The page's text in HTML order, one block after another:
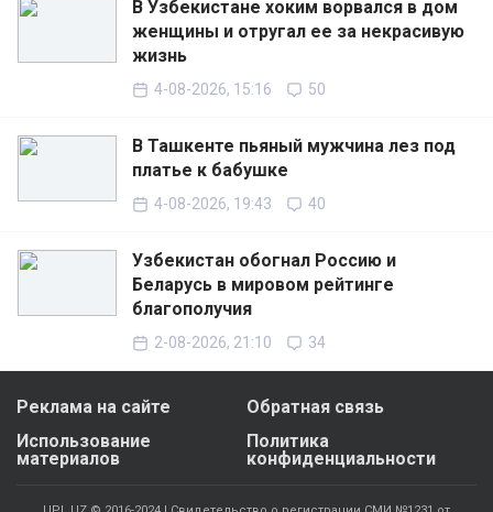
В Узбекистане хоким ворвался в дом
женщины и отругал ее за некрасивую
жизнь
4-08-2026, 15:16 50
В Ташкенте пьяный мужчина лез под
платье к бабушке
4-08-2026, 19:43 40
Узбекистан обогнал Россию и
Беларусь в мировом рейтинге
благополучия
2-08-2026, 21:10 34
Реклама на сайте
Обратная связь
Использование
материалов
Политика
конфиденциальности